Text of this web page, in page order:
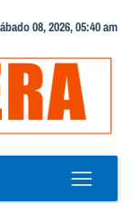
08, 2026, 05:40 am